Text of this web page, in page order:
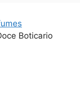
Boticario